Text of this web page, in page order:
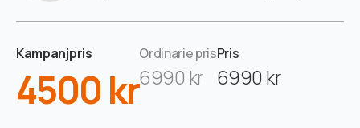
Kampanjpris
4500 kr
Ordinarie pris
6990 kr
Pris
6990 kr